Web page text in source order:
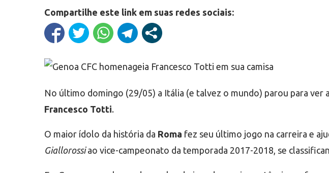
Compartilhe este link em suas redes sociais:
No último domingo (29/05) a Itália (e talvez o mundo) parou para ver
Francesco Totti.
O maior ídolo da história da Roma fez seu último jogo na carreira e
Giallorossiao vice-campeonato da temporada 2017-2018, se